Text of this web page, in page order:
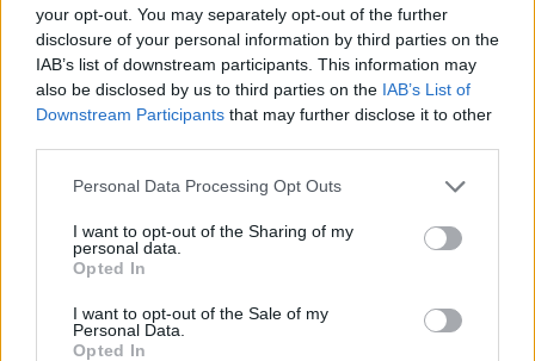
your opt-out. You may separately opt-out of the further
disclosure of your personal information by third parties on the
IAB’s list of downstream participants. This information may
also be disclosed by us to third parties on the IAB’s List of
Downstream Participants that may further disclose it to other
Personal Data Processing Opt Outs
I want to opt-out of the Sharing of my
personal data.
Opted In
I want to opt-out of the Sale of my
Personal Data.
Opted In
megfelelő energiatárolás